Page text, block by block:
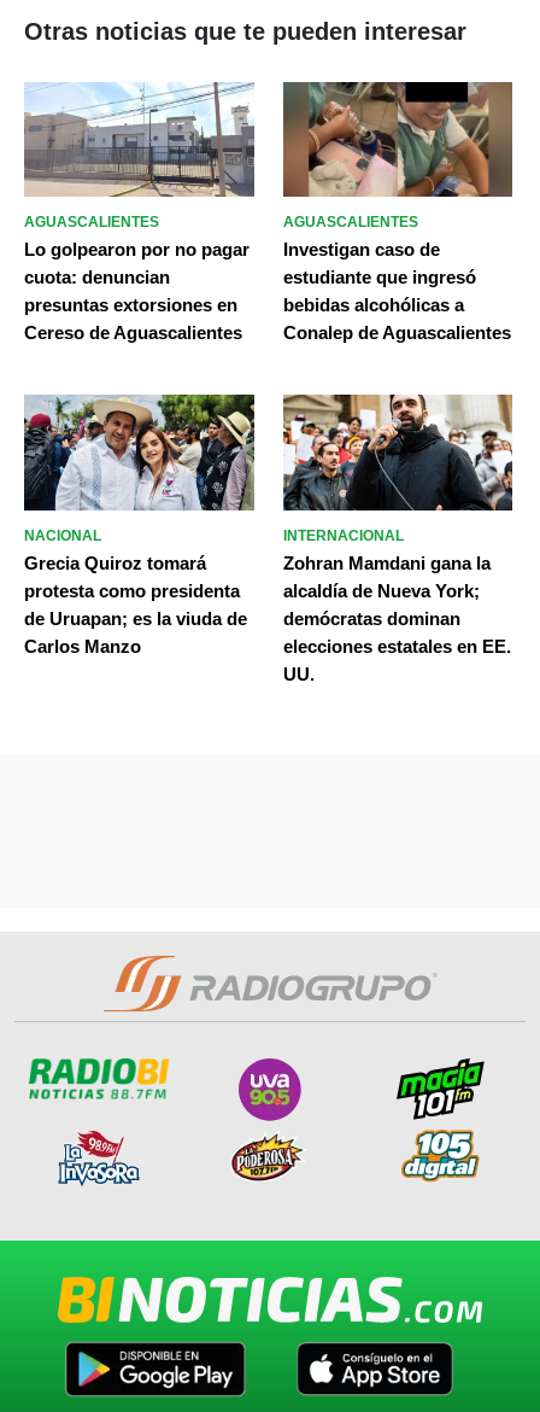
Otras noticias que te pueden interesar
AGUASCALIENTES
Lo golpearon por no pagar
cuota: denuncian
presuntas extorsiones en
Cereso de Aguascalientes
AGUASCALIENTES
Investigan caso de
estudiante que ingresó
bebidas alcohólicas a
Conalep de Aguascalientes
NACIONAL
Grecia Quiroz tomará
protesta como presidenta
de Uruapan; es la viuda de
Carlos Manzo
INTERNACIONAL
Zohran Mamdani gana la
alcaldía de Nueva York;
demócratas dominan
elecciones estatales en EE.
UU.